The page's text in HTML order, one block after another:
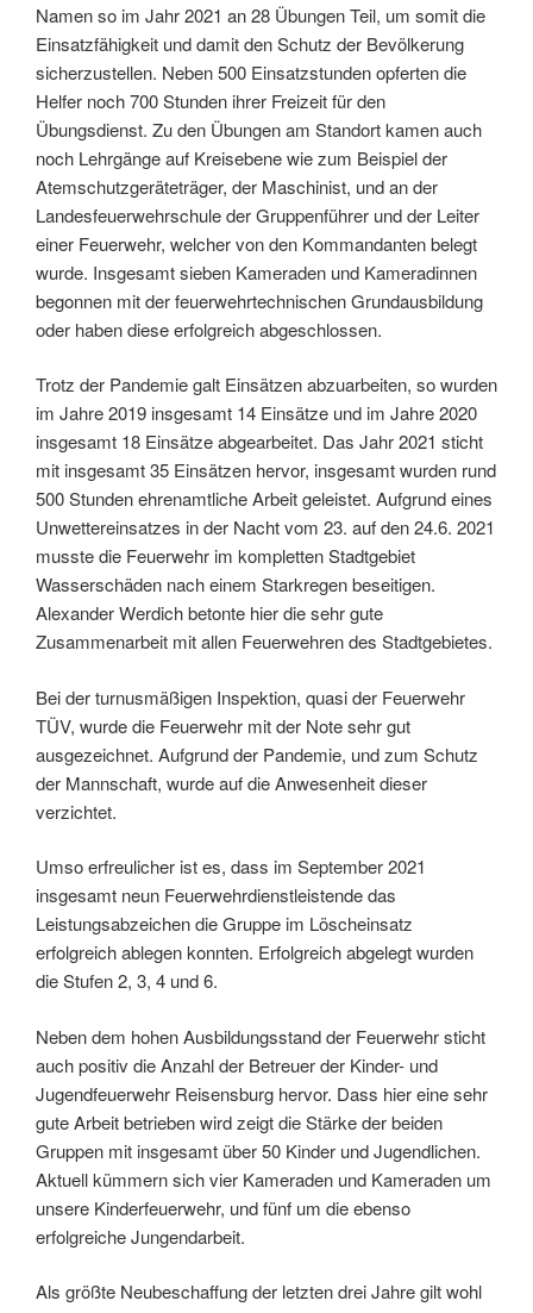
Namen so im Jahr 2021 an 28 Übungen Teil, um somit die
Einsatzfähigkeit und damit den Schutz der Bevölkerung
sicherzustellen. Neben 500 Einsatzstunden opferten die
Helfer noch 700 Stunden ihrer Freizeit für den
Übungsdienst. Zu den Übungen am Standort kamen auch
noch Lehrgänge auf Kreisebene wie zum Beispiel der
Atemschutzgeräteträger, der Maschinist, und an der
Landesfeuerwehrschule der Gruppenführer und der Leiter
einer Feuerwehr, welcher von den Kommandanten belegt
wurde. Insgesamt sieben Kameraden und Kameradinnen
begonnen mit der feuerwehrtechnischen Grundausbildung
oder haben diese erfolgreich abgeschlossen.
Trotz der Pandemie galt Einsätzen abzuarbeiten, so wurden
im Jahre 2019 insgesamt 14 Einsätze und im Jahre 2020
insgesamt 18 Einsätze abgearbeitet. Das Jahr 2021 sticht
mit insgesamt 35 Einsätzen hervor, insgesamt wurden rund
500 Stunden ehrenamtliche Arbeit geleistet. Aufgrund eines
Unwettereinsatzes in der Nacht vom 23. auf den 24.6. 2021
musste die Feuerwehr im kompletten Stadtgebiet
Wasserschäden nach einem Starkregen beseitigen.
Alexander Werdich betonte hier die sehr gute
Zusammenarbeit mit allen Feuerwehren des Stadtgebietes.
Bei der turnusmäßigen Inspektion, quasi der Feuerwehr
TÜV, wurde die Feuerwehr mit der Note sehr gut
ausgezeichnet. Aufgrund der Pandemie, und zum Schutz
der Mannschaft, wurde auf die Anwesenheit dieser
verzichtet.
Umso erfreulicher ist es, dass im September 2021
insgesamt neun Feuerwehrdienstleistende das
Leistungsabzeichen die Gruppe im Löscheinsatz
erfolgreich ablegen konnten. Erfolgreich abgelegt wurden
die Stufen 2, 3, 4 und 6.
Neben dem hohen Ausbildungsstand der Feuerwehr sticht
auch positiv die Anzahl der Betreuer der Kinder- und
Jugendfeuerwehr Reisensburg hervor. Dass hier eine sehr
gute Arbeit betrieben wird zeigt die Stärke der beiden
Gruppen mit insgesamt über 50 Kinder und Jugendlichen.
Aktuell kümmern sich vier Kameraden und Kameraden um
unsere Kinderfeuerwehr, und fünf um die ebenso
erfolgreiche Jungendarbeit.
Als größte Neubeschaffung der letzten drei Jahre gilt wohl